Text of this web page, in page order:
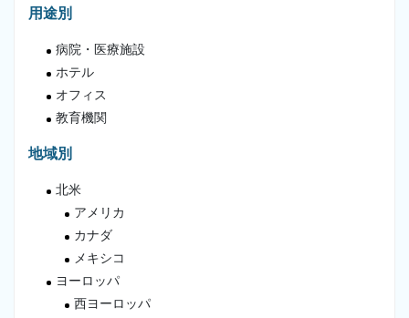
用途別
病院・医療施設
ホテル
オフィス
教育機関
地域別
北米
アメリカ
カナダ
メキシコ
ヨーロッパ
西ヨーロッパ